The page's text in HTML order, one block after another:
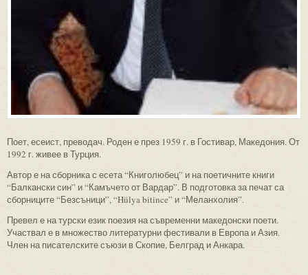
Поет, есеист, преводач. Роден е през 1959 г. в Гостивар, Македония. От
1992 г. живее в Турция.
Автор е на сборника с есета “Книголюбец” и на поетичните книги
“Балкански син” и “Камъчето от Вардар”. В подготовка за печат са
сборниците “Безсъници”, “Hülya bitince” и “Меланхолия”.
Превел е на турски език поезия на съвременни македонски поети.
Участвал е в множество литературни фестивали в Европа и Азия.
Член на писателските съюзи в Скопие, Белград и Анкара.